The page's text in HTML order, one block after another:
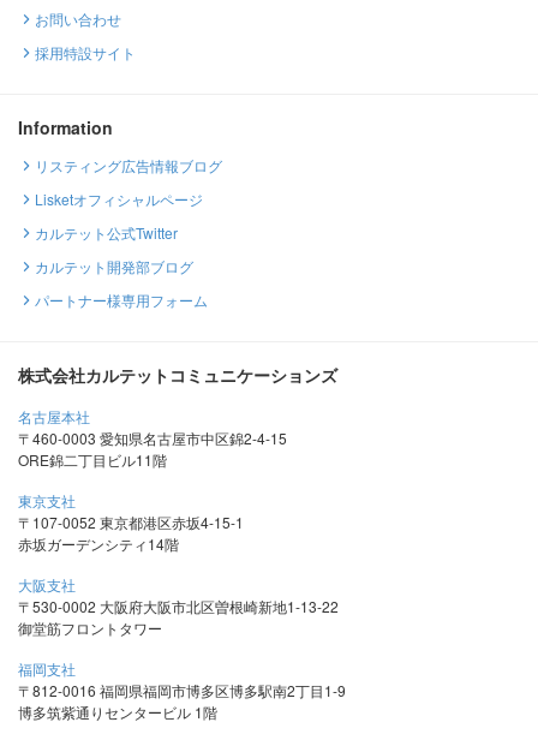
お問い合わせ
採用特設サイト
Information
リスティング広告情報ブログ
Lisketオフィシャルページ
カルテット公式Twitter
カルテット開発部ブログ
パートナー様専用フォーム
株式会社カルテットコミュニケーションズ
名古屋本社
〒460-0003 愛知県名古屋市中区錦2-4-15
ORE錦二丁目ビル11階
東京支社
〒107-0052 東京都港区赤坂4-15-1
赤坂ガーデンシティ14階
大阪支社
〒530-0002 大阪府大阪市北区曽根崎新地1-13-22
御堂筋フロントタワー
福岡支社
〒812-0016 福岡県福岡市博多区博多駅南2丁目1-9
博多筑紫通りセンタービル 1階